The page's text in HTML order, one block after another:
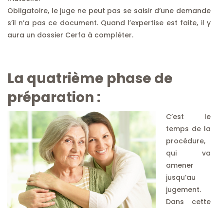
Obligatoire, le juge ne peut pas se saisir d’une demande
s’il n’a pas ce document. Quand l’expertise est faite, il y
aura un dossier Cerfa à compléter.
La quatrième phase de
préparation :
C’est le
temps de la
procédure,
qui va
amener
jusqu’au
jugement.
Dans cette